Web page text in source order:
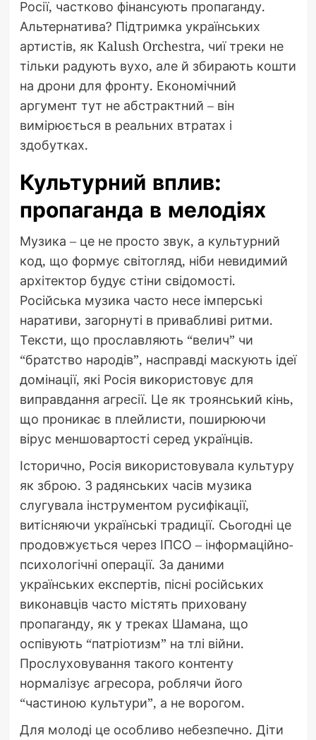
Росії, частково фінансують пропаганду.
Альтернатива? Підтримка українських
артистів, як Kalush Orchestra, чиї треки не
тільки радують вухо, але й збирають кошти
на дрони для фронту. Економічний
аргумент тут не абстрактний – він
вимірюється в реальних втратах і
здобутках.
Культурний вплив:
пропаганда в мелодіях
Музика – це не просто звук, а культурний
код, що формує світогляд, ніби невидимий
архітектор будує стіни свідомості.
Російська музика часто несе імперські
наративи, загорнуті в привабливі ритми.
Тексти, що прославляють “велич” чи
“братство народів”, насправді маскують ідеї
домінації, які Росія використовує для
виправдання агресії. Це як троянський кінь,
що проникає в плейлисти, поширюючи
вірус меншовартості серед українців.
Історично, Росія використовувала культуру
як зброю. З радянських часів музика
слугувала інструментом русифікації,
витісняючи українські традиції. Сьогодні це
продовжується через ІПСО – інформаційно-
психологічні операції. За даними
українських експертів, пісні російських
виконавців часто містять приховану
пропаганду, як у треках Шамана, що
оспівують “патріотизм” на тлі війни.
Прослуховування такого контенту
нормалізує агресора, роблячи його
“частиною культури”, а не ворогом.
Для молоді це особливо небезпечно. Діти